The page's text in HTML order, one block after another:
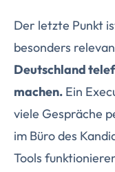
Der letzte Punkt
besonders
Deutschland
machen. Ein
viele Gespräche
im Büro des
Tools